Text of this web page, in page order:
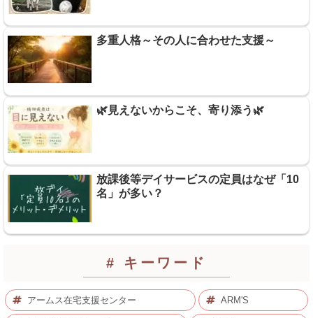
多重人格～その人に合わせた支援～
🌿見えないからこそ、寄り添う🌿
放課後等デイサービスの定員はなぜ「10
名」が多い？
# キーワード
アームス在宅支援センター ARM'S